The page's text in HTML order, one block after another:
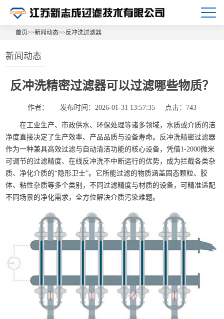
首页>>新闻动态>>反冲洗过滤器
新闻动态
反冲洗精密过滤器可以过滤哪些物质？
作者： 发布时间：2026-01-31 13:57:35 点击：743
在工业生产、市政供水、环保处理等诸多领域，水质或介质的洁
净度直接决定了生产效率、产品品质与设备寿命。反冲洗精密过滤器
作为一种兼具高效过滤与自动清洁功能的核心设备，凭借1-2000微米
可调节的过滤精度、在线反冲洗不中断运行的优势，成为拦截各类杂
质、净化介质的“隐形卫士”。它所能过滤的物质涵盖固态颗粒、胶
体、粘性杂质等多个类别，不同过滤精度与材质的设备，可精准适配
不同场景的净化需求，全方位解决介质污染难题。